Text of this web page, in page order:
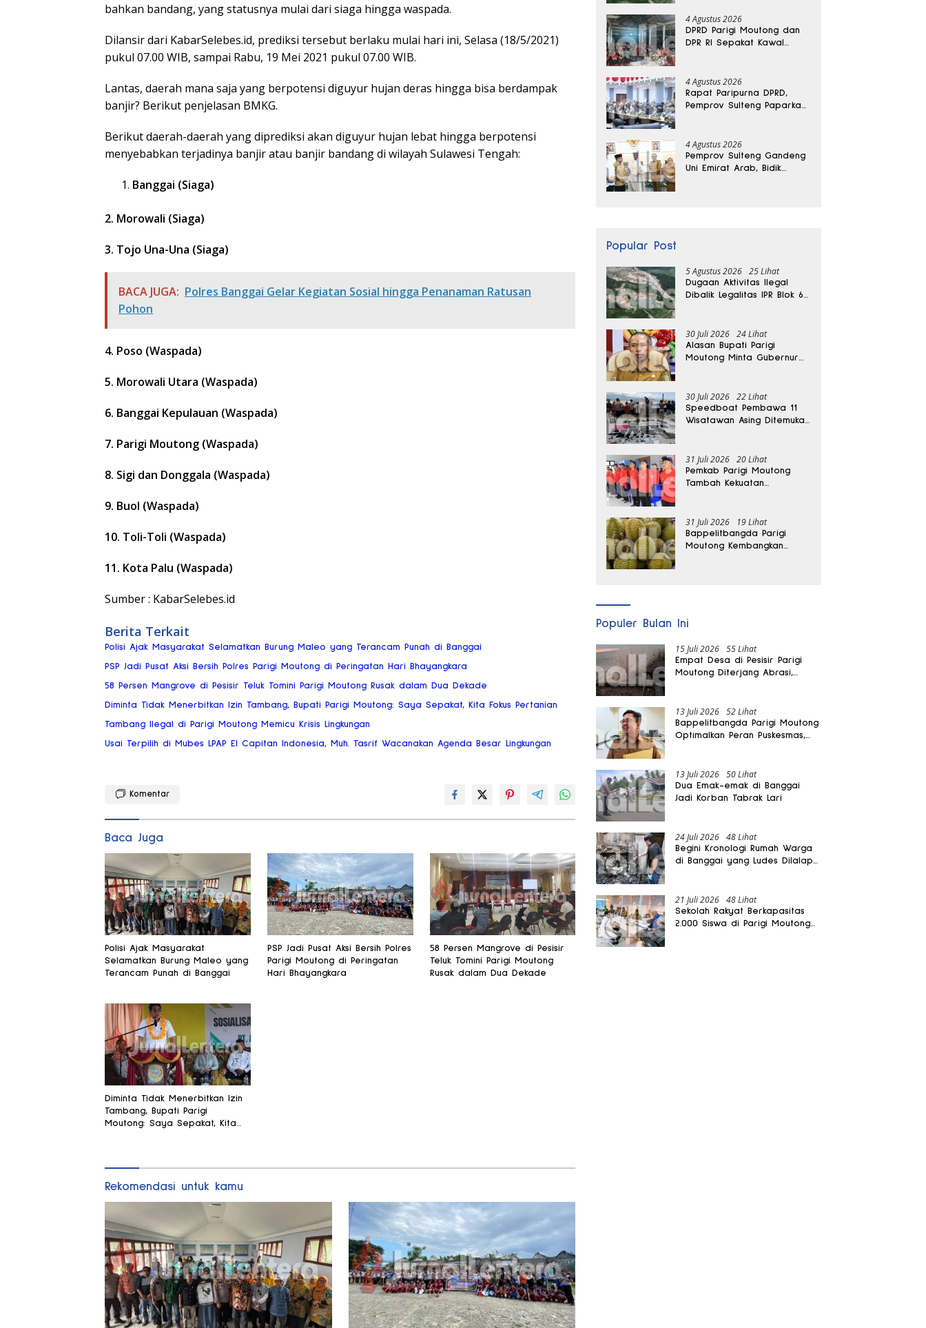
bahkan bandang, yang statusnya mulai dari siaga hingga waspada.
Dilansir dari KabarSelebes.id, prediksi tersebut berlaku mulai hari ini, Selasa (18/5/2021)
pukul 07.00 WIB, sampai Rabu, 19 Mei 2021 pukul 07.00 WIB.
Lantas, daerah mana saja yang berpotensi diguyur hujan deras hingga bisa berdampak
banjir? Berikut penjelasan BMKG.
Berikut daerah-daerah yang diprediksi akan diguyur hujan lebat hingga berpotensi
menyebabkan terjadinya banjir atau banjir bandang di wilayah Sulawesi Tengah:
Banggai (Siaga)
2. Morowali (Siaga)
3. Tojo Una-Una (Siaga)
BACA JUGA: Polres Banggai Gelar Kegiatan Sosial hingga Penanaman Ratusan
Pohon
4. Poso (Waspada)
5. Morowali Utara (Waspada)
6. Banggai Kepulauan (Waspada)
7. Parigi Moutong (Waspada)
8. Sigi dan Donggala (Waspada)
9. Buol (Waspada)
10. Toli-Toli (Waspada)
11. Kota Palu (Waspada)
Sumber : KabarSelebes.id
Berita Terkait
Polisi Ajak Masyarakat Selamatkan Burung Maleo yang Terancam Punah di Banggai
PSP Jadi Pusat Aksi Bersih Polres Parigi Moutong di Peringatan Hari Bhayangkara
58 Persen Mangrove di Pesisir Teluk Tomini Parigi Moutong Rusak dalam Dua Dekade
Diminta Tidak Menerbitkan Izin Tambang, Bupati Parigi Moutong: Saya Sepakat, Kita Fokus Pertanian
Tambang Ilegal di Parigi Moutong Memicu Krisis Lingkungan
Usai Terpilih di Mubes LPAP El Capitan Indonesia, Muh. Tasrif Wacanakan Agenda Besar Lingkungan
Komentar
Baca Juga
Polisi Ajak Masyarakat
Selamatkan Burung Maleo yang
Terancam Punah di Banggai
PSP Jadi Pusat Aksi Bersih Polres
Parigi Moutong di Peringatan
Hari Bhayangkara
58 Persen Mangrove di Pesisir
Teluk Tomini Parigi Moutong
Rusak dalam Dua Dekade
Diminta Tidak Menerbitkan Izin
Tambang, Bupati Parigi
Moutong: Saya Sepakat, Kita
Rekomendasi untuk kamu
4 Agustus 2026
DPRD Parigi Moutong dan
DPR RI Sepakat Kawal
4 Agustus 2026
Rapat Paripurna DPRD,
Pemprov Sulteng Paparkan
4 Agustus 2026
Pemprov Sulteng Gandeng
Uni Emirat Arab, Bidik
Popular Post
5 Agustus 2026 25 Lihat
Dugaan Aktivitas Ilegal
Dibalik Legalitas IPR Blok 6
30 Juli 2026 24 Lihat
Alasan Bupati Parigi
Moutong Minta Gubernur
30 Juli 2026 22 Lihat
Speedboat Pembawa 11
Wisatawan Asing Ditemukan
31 Juli 2026 20 Lihat
Pemkab Parigi Moutong
Tambah Kekuatan
31 Juli 2026 19 Lihat
Bappelitbangda Parigi
Moutong Kembangkan
Populer Bulan Ini
15 Juli 2026 55 Lihat
Empat Desa di Pesisir Parigi
Moutong Diterjang Abrasi,
13 Juli 2026 52 Lihat
Bappelitbangda Parigi Moutong
Optimalkan Peran Puskesmas,
13 Juli 2026 50 Lihat
Dua Emak-emak di Banggai
Jadi Korban Tabrak Lari
24 Juli 2026 48 Lihat
Begini Kronologi Rumah Warga
di Banggai yang Ludes Dilalap
21 Juli 2026 48 Lihat
Sekolah Rakyat Berkapasitas
2.000 Siswa di Parigi Moutong